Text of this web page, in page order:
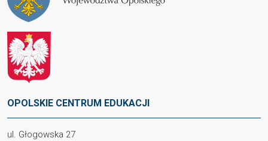
OPOLSKIE CENTRUM EDUKACJI
ul. Głogowska 27